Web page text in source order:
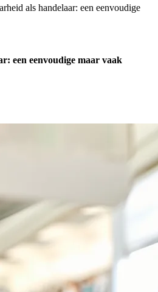
als handelaar: een eenvoudige
een eenvoudige maar vaak